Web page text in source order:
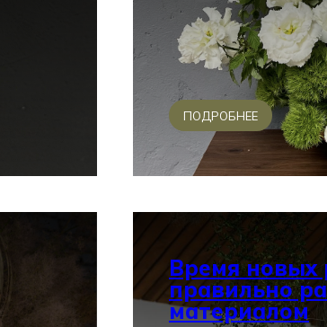
ПОДРОБНЕЕ
Время новых
правильно
материалом